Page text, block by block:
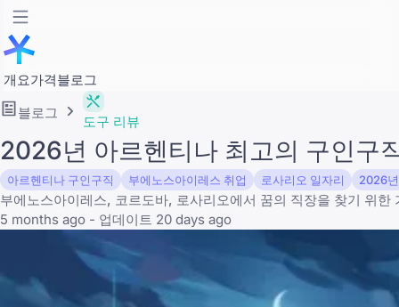
개요가격블로그
블로그
도구 리뷰
2026년 아르헨티나 최고의 구인구
아르헨티나 구인구직 부에노스아이레스 취업 로사리오 일자리 2026
부에노스아이레스, 코르도바, 로사리오에서 꿈의 직장을 찾기 위
5 months ago - 업데이트 20 days ago